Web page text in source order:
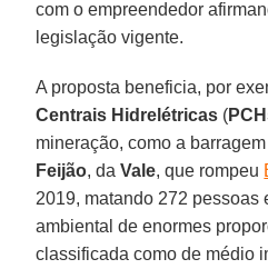
com o empreendedor
legislação vigente.
A proposta beneficia, por
Centrais Hidrelétricas (
mineração, como a
Feijão, daVale, que rompeu
2019, matando 272 pessoas
ambiental de enormes
classificada como de médio